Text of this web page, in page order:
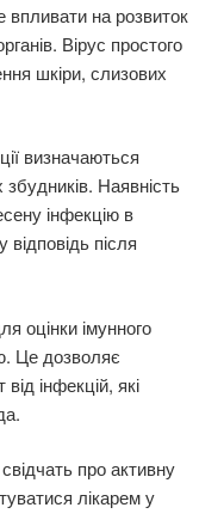
впливати на розвиток
Вірус простого
шкіри, слизових
визначаються
Наявність
інфекцію в
після
оцінки імунного
Це дозволяє
інфекцій, які
про активну
лікарем у